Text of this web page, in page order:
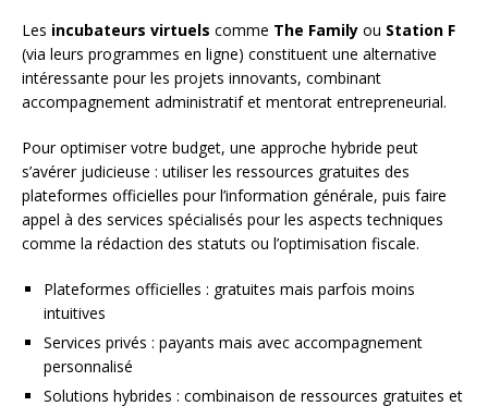
Les incubateurs virtuels comme The Family ou Station F
(via leurs programmes en ligne) constituent une alternative
intéressante pour les projets innovants, combinant
accompagnement administratif et mentorat entrepreneurial.
Pour optimiser votre budget, une approche hybride peut
s’avérer judicieuse : utiliser les ressources gratuites des
plateformes officielles pour l’information générale, puis faire
appel à des services spécialisés pour les aspects techniques
comme la rédaction des statuts ou l’optimisation fiscale.
Plateformes officielles : gratuites mais parfois moins
intuitives
Services privés : payants mais avec accompagnement
personnalisé
Solutions hybrides : combinaison de ressources gratuites et